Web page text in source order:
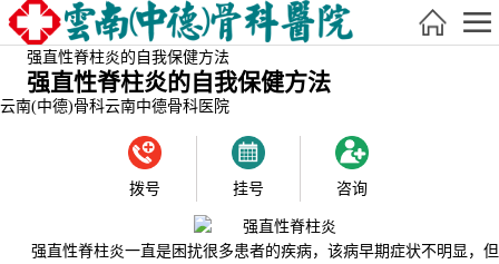
强直性脊柱炎的自我保健方法
强直性脊柱炎的自我保健方法
云南(中德)骨科云南中德骨科医院
拨号 挂号 咨询
强直性脊柱炎一直是困扰很多患者的疾病，该病早期症状不明显，但